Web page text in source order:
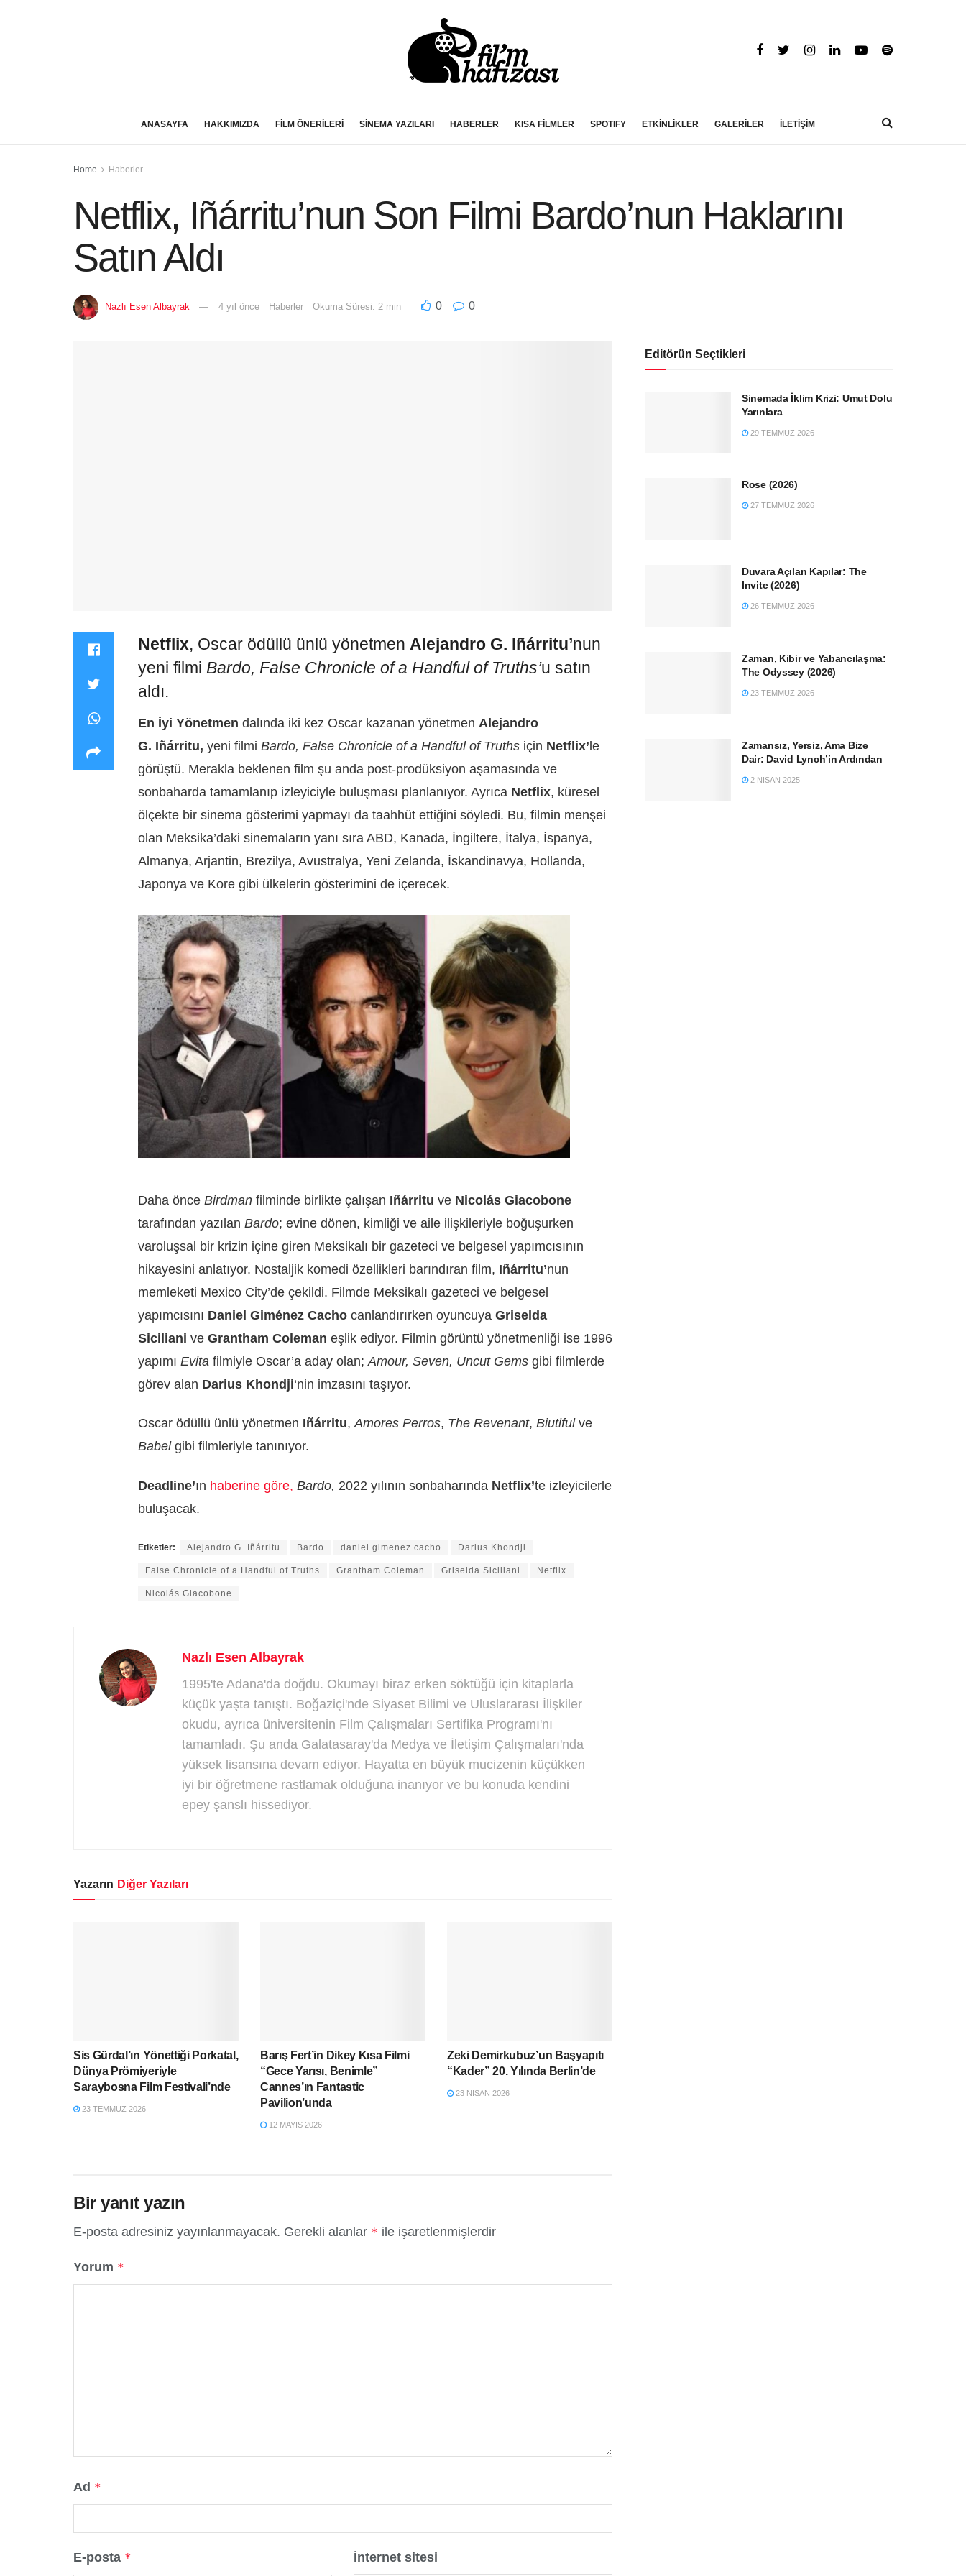
ANASAYFA HAKKIMIZDA FİLM ÖNERİLERİ SİNEMA YAZILARI HABERLER KISA FİLMLER SPOTIFY ETKİNLİKLER GALERİLER İLETİŞİM
Home Haberler
Netflix, Iñárritu’nun Son Filmi Bardo’nun Haklarını
Satın Aldı
Nazlı Esen Albayrak 4 yıl önce Haberler Okuma Süresi: 2 min 0 0
Netflix, Oscar ödüllü ünlü yönetmen Alejandro G. Iñárritu’nun
yeni filmi Bardo, False Chronicle of a Handful of Truths’u satın
aldı.
En İyi Yönetmen dalında iki kez Oscar kazanan yönetmen Alejandro
G. Iñárritu, yeni filmi Bardo, False Chronicle of a Handful of Truths için Netflix’le
görüştü. Merakla beklenen film şu anda post-prodüksiyon aşamasında ve
sonbaharda tamamlanıp izleyiciyle buluşması planlanıyor. Ayrıca Netflix, küresel
ölçekte bir sinema gösterimi yapmayı da taahhüt ettiğini söyledi. Bu, filmin menşei
olan Meksika’daki sinemaların yanı sıra ABD, Kanada, İngiltere, İtalya, İspanya,
Almanya, Arjantin, Brezilya, Avustralya, Yeni Zelanda, İskandinavya, Hollanda,
Japonya ve Kore gibi ülkelerin gösterimini de içerecek.
Daha önce Birdman filminde birlikte çalışan Iñárritu ve Nicolás Giacobone
tarafından yazılan Bardo; evine dönen, kimliği ve aile ilişkileriyle boğuşurken
varoluşsal bir krizin içine giren Meksikalı bir gazeteci ve belgesel yapımcısının
hikayesini anlatıyor. Nostaljik komedi özellikleri barındıran film, Iñárritu’nun
memleketi Mexico City’de çekildi. Filmde Meksikalı gazeteci ve belgesel
yapımcısını Daniel Giménez Cacho canlandırırken oyuncuya Griselda
Siciliani ve Grantham Coleman eşlik ediyor. Filmin görüntü yönetmenliği ise 1996
yapımı Evita filmiyle Oscar’a aday olan; Amour, Seven, Uncut Gems gibi filmlerde
görev alan Darius Khondji‘nin imzasını taşıyor.
Oscar ödüllü ünlü yönetmen Iñárritu,Amores Perros, The Revenant, Biutifulve
Babelgibi filmleriyle tanınıyor.
Deadline’ın haberine göre, Bardo, 2022 yılının sonbaharında Netflix’te izleyicilerle
buluşacak.
Etiketler: Alejandro G. Iñárritu Bardo daniel gimenez cacho Darius Khondji
False Chronicle of a Handful of Truths Grantham Coleman Griselda Siciliani Netflix
Nicolás Giacobone
Nazlı Esen Albayrak
1995'te Adana'da doğdu. Okumayı biraz erken söktüğü için kitaplarla
küçük yaşta tanıştı. Boğaziçi'nde Siyaset Bilimi ve Uluslararası İlişkiler
okudu, ayrıca üniversitenin Film Çalışmaları Sertifika Programı'nı
tamamladı. Şu anda Galatasaray'da Medya ve İletişim Çalışmaları'nda
yüksek lisansına devam ediyor. Hayatta en büyük mucizenin küçükken
iyi bir öğretmene rastlamak olduğuna inanıyor ve bu konuda kendini
epey şanslı hissediyor.
Yazarın Diğer Yazıları
Sis Gürdal’ın Yönettiği Porkatal,
Dünya Prömiyeriyle
Saraybosna Film Festivali’nde
23 TEMMUZ 2026
Barış Fert’in Dikey Kısa Filmi
“Gece Yarısı, Benimle”
Cannes’ın Fantastic
Pavilion’unda
12 MAYIS 2026
Zeki Demirkubuz’un Başyapıtı
“Kader” 20. Yılında Berlin’de
23 NISAN 2026
Bir yanıt yazın
E-posta adresiniz yayınlanmayacak. Gerekli alanlar * ile işaretlenmişlerdir
Yorum *
Ad *
E-posta * İnternet sitesi
Editörün Seçtikleri
Sinemada İklim Krizi: Umut Dolu
Yarınlara
29 TEMMUZ 2026
Rose (2026)
27 TEMMUZ 2026
Duvara Açılan Kapılar: The
Invite (2026)
26 TEMMUZ 2026
Zaman, Kibir ve Yabancılaşma:
The Odyssey (2026)
23 TEMMUZ 2026
Zamansız, Yersiz, Ama Bize
Dair: David Lynch’in Ardından
2 NISAN 2025